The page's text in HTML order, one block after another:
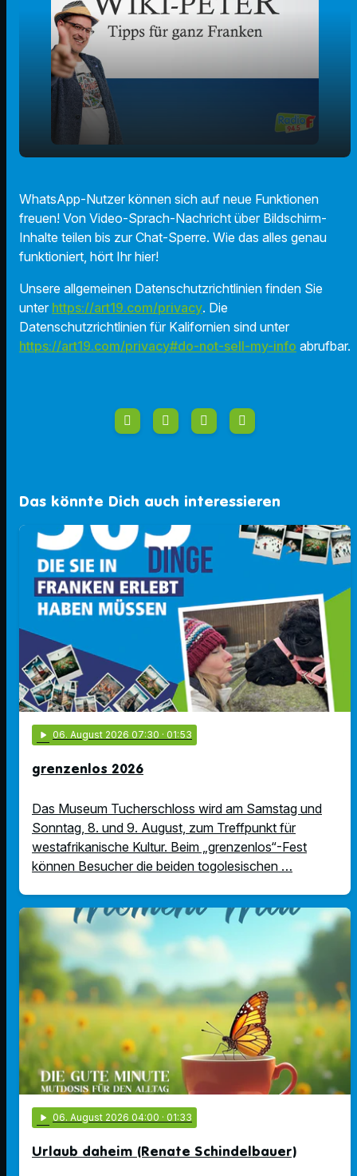
play_arrow
00:00 02:05
WhatsApp-Nutzer können sich auf neue Funktionen
freuen! Von Video-Sprach-Nachricht über Bildschirm-
Inhalte teilen bis zur Chat-Sperre. Wie das alles genau
funktioniert, hört Ihr hier!
Unsere allgemeinen Datenschutzrichtlinien finden Sie
unter https://art19.com/privacy. Die
Datenschutzrichtlinien für Kalifornien sind unter
https://art19.com/privacy#do-not-sell-my-info abrufbar.
Das könnte Dich auch interessieren
play_arrow 06. August 2026 07:30 · 01:53
grenzenlos 2026
Das Museum Tucherschloss wird am Samstag und
Sonntag, 8. und 9. August, zum Treffpunkt für
westafrikanische Kultur. Beim „grenzenlos“-Fest
können Besucher die beiden togolesischen …
play_arrow 06. August 2026 04:00 · 01:33
Urlaub daheim (Renate Schindelbauer)